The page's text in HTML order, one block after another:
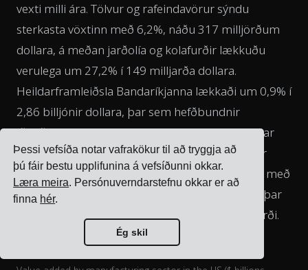
Þessi vefsíða notar vafrakökur til að tryggja að
þú fáir bestu upplifunina á vefsíðunni okkar.
Læra meira. Persónuverndarstefnu okkar er að
finna hér.
Ég skil
vexti milli ára. Tölvur og rafeindavörur sýndu
sterkasta vöxtinn með 6,2%, náðu 317 milljörðum
dollara, á meðan jarðolía og kolafurðir lækkuðu
verulega um 27,2% í 149 milljarða dollara.
Heildarframleiðsla Bandaríkjanna lækkaði um 0,9% í
2,86 billjónir dollara, þar sem hefðbundnir
iðnaðargeirar eins og vélar (-4,5%), grunnmálmar
(-4,8%) og vélknúin ökutæki (-3,0%) drógust allir
saman. Matvæli og drykkir, næststærsti geirinn með
353 milljarða dollara, lækkaði lítillega um 1,0% þar
sem neytendur stóðu frammi fyrir hækkuðu verði.